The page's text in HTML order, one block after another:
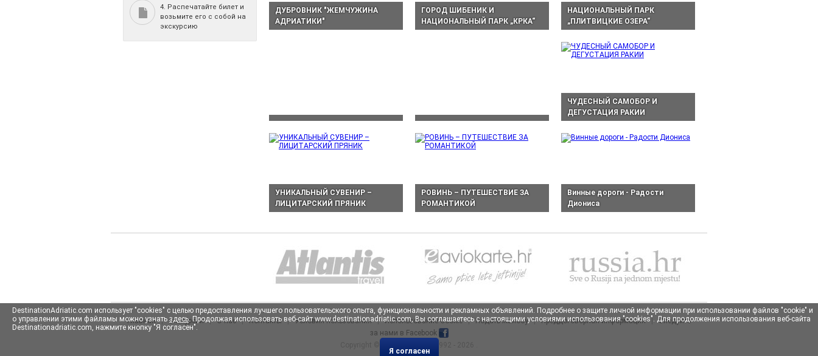
4. Распечатайте билет и
возьмите его с собой на
экскурсию
ДУБРОВНИК "ЖЕМЧУЖИНА
АДРИАТИКИ"
ГОРОД ШИБЕНИК И
НАЦИОНАЛЬНЫЙ ПАРК „КРКА“
НАЦИОНАЛЬНЫЙ ПАРК
„ПЛИТВИЦКИЕ ОЗЕРА“
ЧУДЕСНЫЙ САМОБОР И
ДЕГУСТАЦИЯ РАКИИ
УНИКАЛЬНЫЙ СУВЕНИР –
ЛИЦИТАРСКИЙ ПРЯНИК
РОВИНЬ – ПУТЕШЕСТВИЕ ЗА
РОМАНТИКОЙ
Винные дороги - Радости
Диониса
DestinationAdriatic.com использует "cookies" с целью предоставления лучшего пользовательского опыта, функциональности и рекламных объявлений. Подробнее о защите личной информации при использовании файлов "cookie" и
о управлении этими файламы можно узнать здесь. Продолжая использовать веб-сайт www.destinationadriatic.com, Вы соглашаетесь с настоящими условиями использования "cookies". Для продолжения использования веб-сайта
Destinationadriatic.com, нажмите кнопку "Я согласен".
Я согласен
Главная| Экскурсии|О нас|Контакты |Условия пользования|Использование Cookie| Подать жалобу|Преддоговорная информация|Следуйте
за нами в Facebook